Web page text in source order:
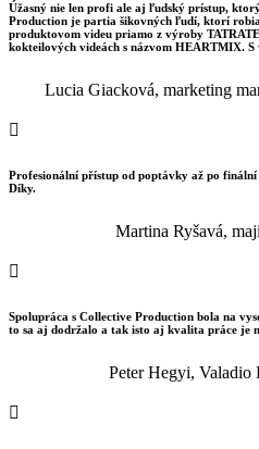
Úžasný nie len profi ale aj ľudský prístup,
Production je partia šikovných ľudí, ktorí
produktovom videu priamo z výroby
kokteilových videách s názvom HEARTMIX.
Lucia Giacková, marketing

Profesionální přístup od poptávky až po
Díky.
Martina Ryšavá,

Spolupráca s Collective Production bola na
to sa aj dodržalo a tak isto aj kvalita práce je
Peter Hegyi, Valadio
